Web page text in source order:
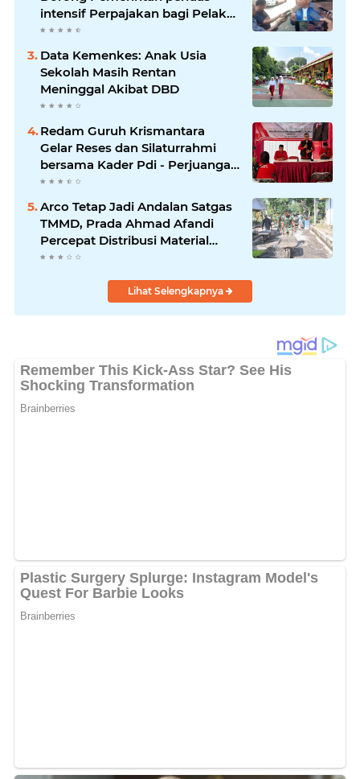
intensif Perpajakan bagi Pelaku
Usaha UMKM.
Data Kemenkes: Anak Usia
Sekolah Masih Rentan
Meninggal Akibat DBD
Redam Guruh Krismantara
Gelar Reses dan Silaturrahmi
bersama Kader Pdi - Perjuangan
Se -Kecamatan Lawang.
Arco Tetap Jadi Andalan Satgas
TMMD, Prada Ahmad Afandi
Percepat Distribusi Material
Pengecoran
Lihat Selengkapnya